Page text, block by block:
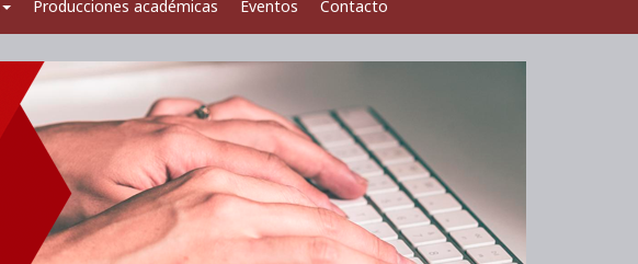
Producciones académicas Eventos Contacto